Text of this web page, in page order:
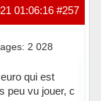
#257
01:06:16
2 028
qui est
peu vu jouer, c